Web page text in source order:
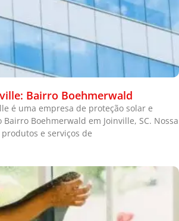
Bairro Boehmerwald
é uma empresa de proteção solar e
Boehmerwald em Joinville, SC. Nossa
e serviços de